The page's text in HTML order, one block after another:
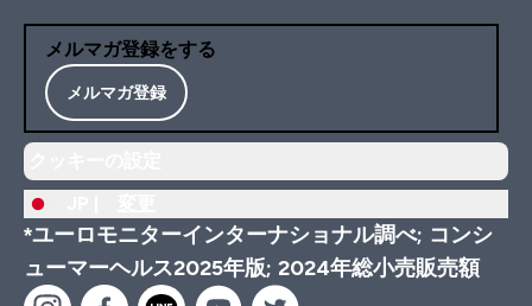
メルマガ登録をする
メルマガ登録
*ユーロモニターインターナショナル調べ; コンシ
ューマーヘルス2025年版; 2024年総小売販売額